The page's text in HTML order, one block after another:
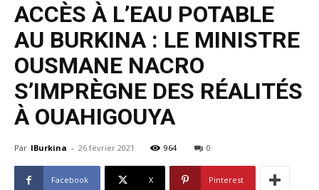
ACCÈS À L’EAU POTABLE
AU BURKINA : LE MINISTRE
OUSMANE NACRO
S’IMPRÈGNE DES RÉALITÉS
À OUAHIGOUYA
Par IBurkina - 26 février 2021 964 0
Facebook X Pinterest